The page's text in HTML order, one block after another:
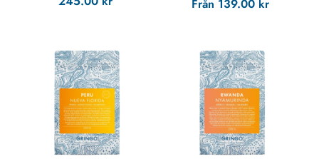
Från 139.00 kr